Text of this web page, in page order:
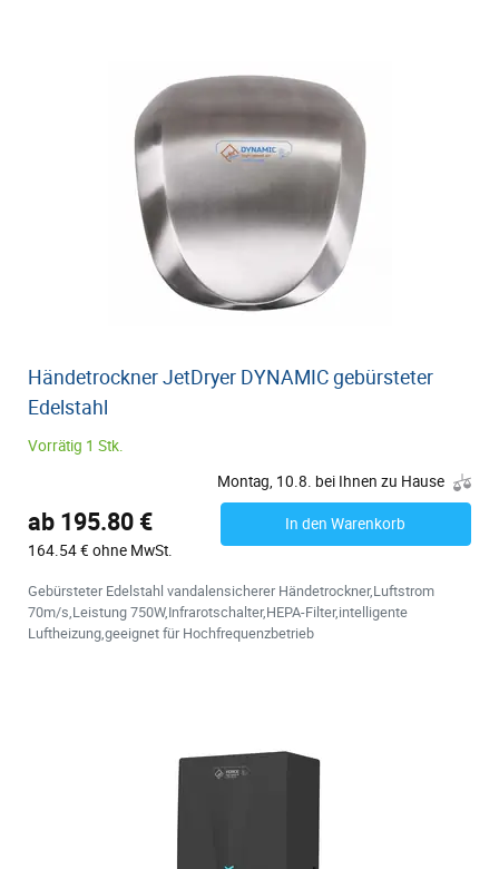
Händetrockner JetDryer DYNAMIC gebürsteter
Edelstahl
Vorrätig 1 Stk.
Montag, 10.8. bei Ihnen zu Hause
ab 195.80 €
164.54 € ohne MwSt.
In den Warenkorb
Gebürsteter Edelstahl vandalensicherer Händetrockner,Luftstrom
70m/s,Leistung 750W,Infrarotschalter,HEPA-Filter,intelligente
Luftheizung,geeignet für Hochfrequenzbetrieb